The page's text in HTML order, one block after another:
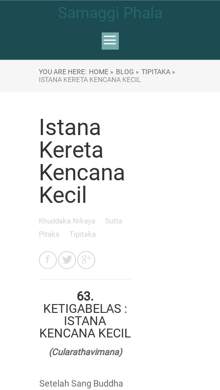
Samaggi Phala
YOU ARE HERE: HOME » BLOG » TIPITAKA »
ISTANA KERETA KENCANA KECIL
Istana
Kereta
Kencana
Kecil
Khuddaka Nikaya
Sutta
Pitaka
Tipitaka
63.
KETIGABELAS :
ISTANA
KENCANA KECIL
(Cularathavimana)
Setelah Sang Buddha